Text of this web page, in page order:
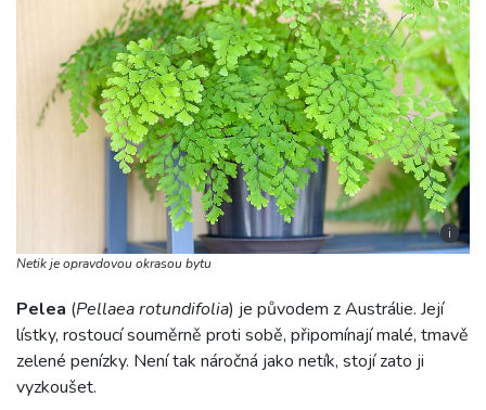
i
Netik je opravdovou okrasou bytu
Pelea (Pellaea rotundifolia) je původem z Austrálie. Její
lístky, rostoucí souměrně proti sobě, připomínají malé, tmavě
zelené penízky. Není tak náročná jako netík, stojí zato ji
vyzkoušet.